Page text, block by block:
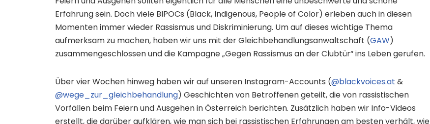
Erfahrung sein. Doch viele BIPOCs (Black, Indigenous, People of Color) erleben auch in diesen
Momenten immer wieder Rassismus und Diskriminierung. Um auf dieses wichtige Thema
aufmerksam zu machen, haben wir uns mit der Gleichbehandlungsanwaltschaft (GAW)
zusammengeschlossen und die Kampagne „Gegen Rassismus an der Clubtür“ ins Leben gerufen.
Über vier Wochen hinweg haben wir auf unseren Instagram-Accounts (@blackvoices.at &
@wege_zur_gleichbehandlung) Geschichten von Betroffenen geteilt, die von rassistischen
Vorfällen beim Feiern und Ausgehen in Österreich berichten. Zusätzlich haben wir Info-Videos
erstellt, die darüber aufklären, wie man sich bei rassistischen Erfahrungen am besten verhält, wie